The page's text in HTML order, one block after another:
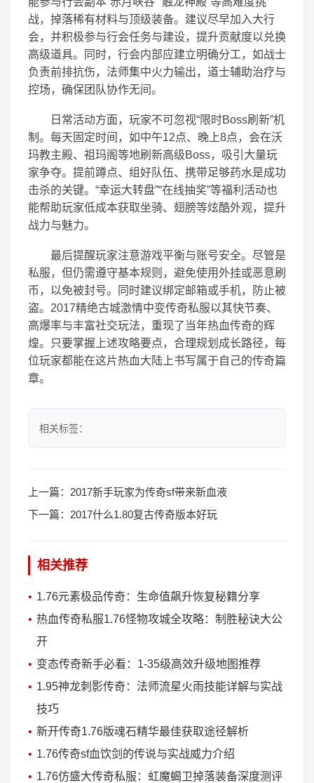
战，掉落稀有材料与顶级装备。建议尽早加入大行
会，并积极参与行会任务与建设，提升贡献度以兑换
高级道具。同时，行会内部应建立明确分工，如战士
负责前排抗伤，法师集中火力输出，道士辅助治疗与
控场，确保团队协作无间。
日常活动方面，玩家不可忽视“限时Boss刷新”机
制。每天固定时间，如中午12点、晚上8点，会在沃
玛教主殿、祖玛阁等地刷新高级Boss，吸引大量玩
家争夺。提前蹲点、组好队伍、携带足够药水是成功
击杀的关键。“幸运大转盘”“在线抽奖”等福利活动也
能帮助玩家低成本获取坐骑、翅膀等炫酷外观，提升
战力与魅力。
最后提醒玩家注意游戏平衡与账号安全。尽管是
私服，但仍需遵守基本规则，避免使用外挂或恶意刷
币，以免被封号。同时建议绑定邮箱或手机，防止被
盗。2017精绝古城激情中变传奇私服以其快节奏、
高爆率与丰富社交玩法，重现了当年热血传奇的辉
煌。只要掌握上述攻略要点，合理规划成长路径，每
位玩家都能在这片热血大陆上书写属于自己的传奇篇
章。
相关标签：
上一篇： 2017新手玩家为传奇sf带来新血液
下一篇： 2017什么1.80复古传奇版本好玩
相关推荐
1.76元素极品传奇：生命值飙升恢复秘籍分享
热血传奇私服1.76怪物攻城全攻略：制胜秘诀大公
开
变态传奇新手必看：1-35级高效升级地图推荐
1.95神龙刺影传奇：法师流星火雨技能详解与实战
技巧
新开传奇1.76版魂石精华最佳获取途径解析
1.76传奇sf血饮剑的传说与实战威力介绍
1.76仿盛大传奇私服：虹魔蝎卫掉落装备深度测评